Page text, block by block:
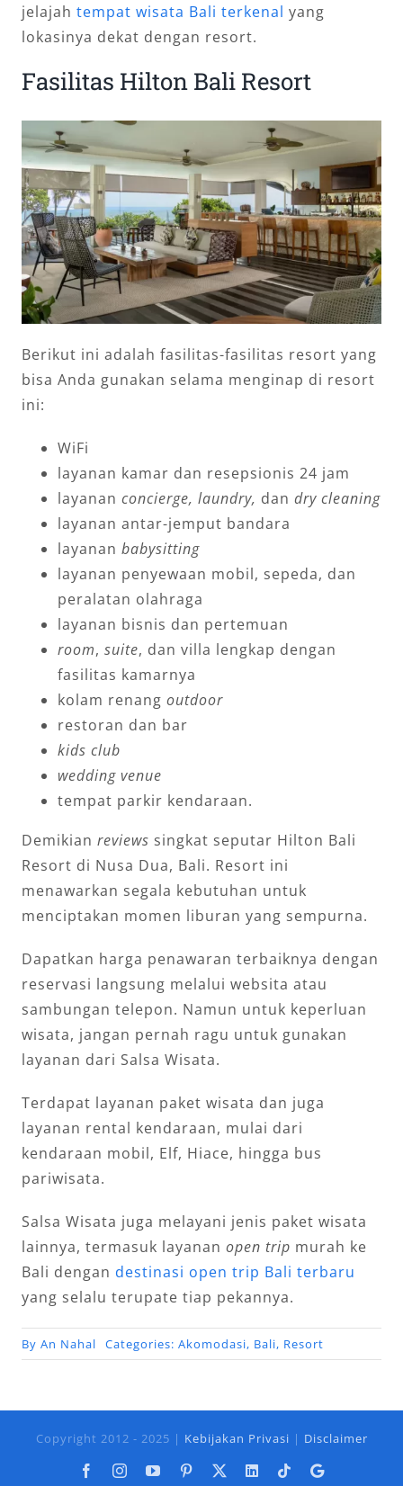
jelajah tempat wisata Bali terkenal yang
lokasinya dekat dengan resort.
Fasilitas Hilton Bali Resort
Berikut ini adalah fasilitas-fasilitas resort yang
bisa Anda gunakan selama menginap di resort
ini:
WiFi
layanan kamar dan resepsionis 24 jam
layanan concierge, laundry, dan dry cleaning
layanan antar-jemput bandara
layanan babysitting
layanan penyewaan mobil, sepeda, dan
peralatan olahraga
layanan bisnis dan pertemuan
room, suite, dan villa lengkap dengan
fasilitas kamarnya
kolam renang outdoor
restoran dan bar
kids club
wedding venue
tempat parkir kendaraan.
Demikian reviews singkat seputar Hilton Bali
Resort di Nusa Dua, Bali. Resort ini
menawarkan segala kebutuhan untuk
menciptakan momen liburan yang sempurna.
Dapatkan harga penawaran terbaiknya dengan
reservasi langsung melalui websita atau
sambungan telepon. Namun untuk keperluan
wisata, jangan pernah ragu untuk gunakan
layanan dari Salsa Wisata.
Terdapat layanan paket wisata dan juga
layanan rental kendaraan, mulai dari
kendaraan mobil, Elf, Hiace, hingga bus
pariwisata.
Salsa Wisata juga melayani jenis paket wisata
lainnya, termasuk layanan open trip murah ke
Bali dengan destinasi open trip Bali terbaru
yang selalu terupate tiap pekannya.
By An Nahal Categories: Akomodasi, Bali, Resort
Copyright 2012 - 2025 | Kebijakan Privasi | Disclaimer
FacebookInstagramYouTubePinterest LinkedIn
TiktokGoogle